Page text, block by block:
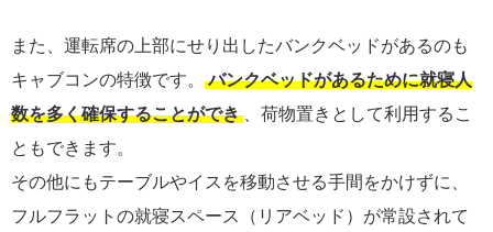
また、運転席の上部にせり出したバンクベッドがあるのも
キャブコンの特徴です。
バンクベッドがあるために就寝人
数を多く確保することができ
、荷物置きとして利用するこ
ともできます。
その他にもテーブルやイスを移動させる手間をかけずに、
フルフラットの就寝スペース（リアベッド）が常設されて